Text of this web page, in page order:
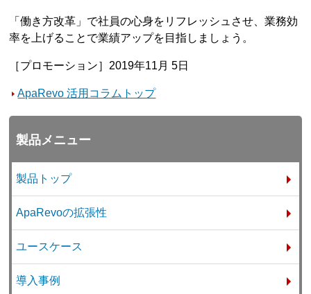
「働き方改革」で社員の心身をリフレッシュさせ、業務効
率を上げることで業績アップを目指しましょう。
［プロモーション］2019年11月 5日
ApaRevo 活用コラムトップ
製品メニュー
製品トップ
ApaRevoの拡張性
ユースケース
導入事例